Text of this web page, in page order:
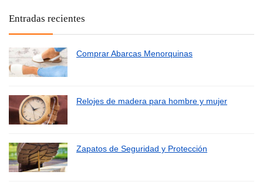
Entradas recientes
Comprar Abarcas Menorquinas
Relojes de madera para hombre y mujer
Zapatos de Seguridad y Protección